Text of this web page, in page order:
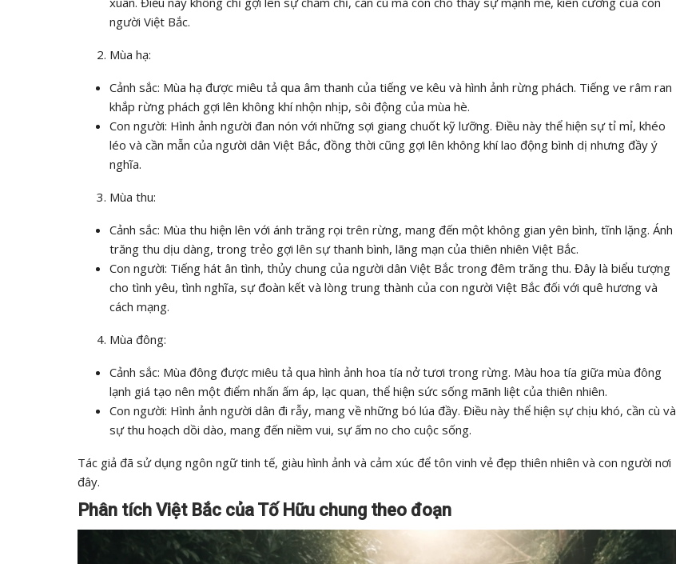
người Việt Bắc.
Mùa hạ:
Cảnh sắc: Mùa hạ được miêu tả qua âm thanh của tiếng ve kêu và hình ảnh rừng phách. Tiếng ve râm ran
khắp rừng phách gợi lên không khí nhộn nhịp, sôi động của mùa hè.
Con người: Hình ảnh người đan nón với những sợi giang chuốt kỹ lưỡng. Điều này thể hiện sự tỉ mỉ, khéo
léo và cần mẫn của người dân Việt Bắc, đồng thời cũng gợi lên không khí lao động bình dị nhưng đầy ý
nghĩa.
Mùa thu:
Cảnh sắc: Mùa thu hiện lên với ánh trăng rọi trên rừng, mang đến một không gian yên bình, tĩnh lặng. Ánh
trăng thu dịu dàng, trong trẻo gợi lên sự thanh bình, lãng mạn của thiên nhiên Việt Bắc.
Con người: Tiếng hát ân tình, thủy chung của người dân Việt Bắc trong đêm trăng thu. Đây là biểu tượng
cho tình yêu, tình nghĩa, sự đoàn kết và lòng trung thành của con người Việt Bắc đối với quê hương và
cách mạng.
Mùa đông:
Cảnh sắc: Mùa đông được miêu tả qua hình ảnh hoa tía nở tươi trong rừng. Màu hoa tía giữa mùa đông
lạnh giá tạo nên một điểm nhấn ấm áp, lạc quan, thể hiện sức sống mãnh liệt của thiên nhiên.
Con người: Hình ảnh người dân đi rẫy, mang về những bó lúa đầy. Điều này thể hiện sự chịu khó, cần cù và
sự thu hoạch dồi dào, mang đến niềm vui, sự ấm no cho cuộc sống.
Tác giả đã sử dụng ngôn ngữ tinh tế, giàu hình ảnh và cảm xúc để tôn vinh vẻ đẹp thiên nhiên và con người nơi
đây.
Phân tích Việt Bắc của Tố Hữu chung theo đoạn